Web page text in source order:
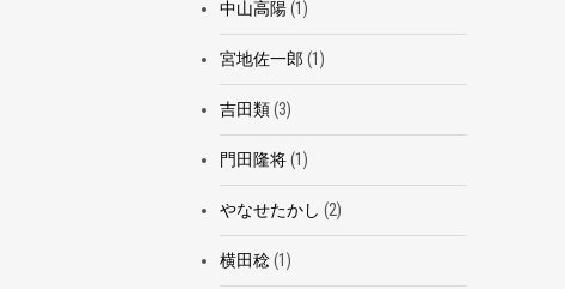
中山高陽(1)
宮地佐一郎 (1)
吉田類(3)
門田隆将(1)
やなせたかし (2)
横田稔(1)